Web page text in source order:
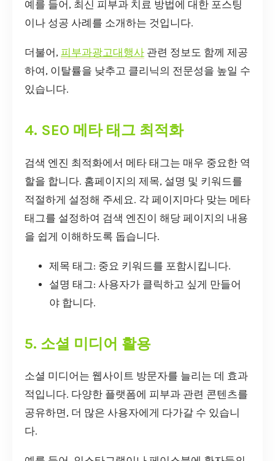
예를 들어, 최신 피부과 치료 방법에 대한 포스팅
이나 성공 사례를 소개하는 것입니다.
더불어, 피부과광고대행사 관련 정보도 함께 제공
하여, 이탈률을 낮추고 클리닉의 전문성을 높일 수
있습니다.
4. SEO 메타 태그 최적화
검색 엔진 최적화에서 메타 태그는 매우 중요한 역
할을 합니다. 홈페이지의 제목, 설명 및 키워드를
적절하게 설정해 주세요. 각 페이지마다 맞는 메타
태그를 설정하여 검색 엔진이 해당 페이지의 내용
을 쉽게 이해하도록 돕습니다.
제목 태그: 중요 키워드를 포함시킵니다.
설명 태그: 사용자가 클릭하고 싶게 만들어
야 합니다.
5. 소셜 미디어 활용
소셜 미디어는 웹사이트 방문자를 늘리는 데 효과
적입니다. 다양한 플랫폼에 피부과 관련 콘텐츠를
공유하면, 더 많은 사용자에게 다가갈 수 있습니
다.